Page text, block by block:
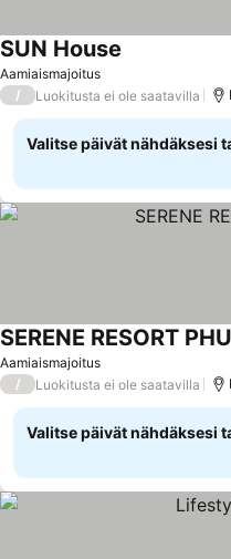
Aamiaismajoitus
SUN House
/ Luokitusta ei ole saatavilla
Valitse päivät nähdäksesi
Aamiaismajoitus
SERENE RESORT
/ Luokitusta ei ole saatavilla
Valitse päivät nähdäksesi